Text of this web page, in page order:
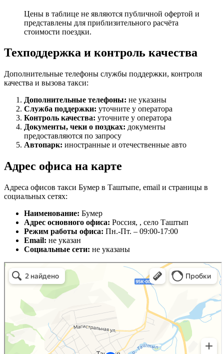
Цены в таблице не являются публичной офертой и
представлены для приблизительного расчёта
стоимости поездки.
Техподдержка и контроль качества
Дополнительные телефоны службы поддержки, контроля
качества и вызова такси:
Дополнительные телефоны: не указаны
Служба поддержки: уточните у оператора
Контроль качества: уточните у оператора
Документы, чеки о поздках: документы
предоставляются по запросу
Автопарк: иностранные и отечественные авто
Адрес офиса на карте
Адреса офисов такси Бумер в Таштыпе, email и страницы в
социальных сетях:
Наименование: Бумер
Адрес основного офиса: Россия, , село Таштып
Режим работы офиса: Пн.-Пт. – 09:00-17:00
Email: не указан
Социальные сети: не указаны